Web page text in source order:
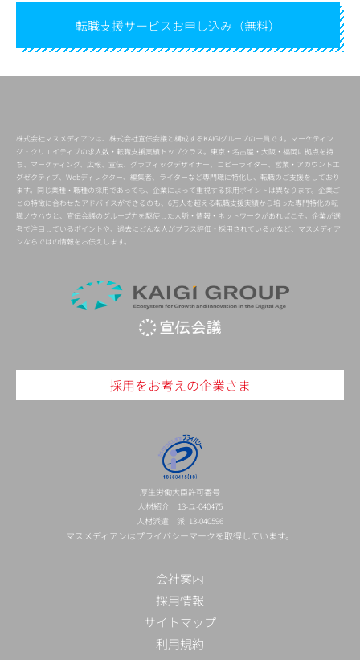
転職支援サービスお申し込み（無料）
株式会社マスメディアンは、株式会社宣伝会議と構成するKAIGIグループの一員です。マーケティン
グ・クリエイティブの求人数・転職支援実績トップクラス。東京・名古屋・大阪・福岡に拠点を持
ち、マーケティング、広報、宣伝、グラフィックデザイナー、コピーライター、営業・アカウントエ
グゼクティブ、Webディレクター、編集者、ライターなど専門職に特化し、転職のご支援をしており
ます。同じ業種・職種の採用であっても、企業によって重視する採用ポイントは異なります。企業ご
との特徴に合わせたアドバイスができるのも、6万人を超える転職支援実績から培った専門特化の転
職ノウハウと、宣伝会議のグループ力を駆使した人脈・情報・ネットワークがあればこそ。企業が選
考で注目しているポイントや、過去にどんな人がプラス評価・採用されているかなど、マスメディア
ンならではの情報をお伝えします。
採用をお考えの企業さま
厚生労働大臣許可番号
人材紹介 13-ユ-040475
人材派遣 派 13-040596
マスメディアンはプライバシーマークを取得しています。
会社案内
採用情報
サイトマップ
利用規約